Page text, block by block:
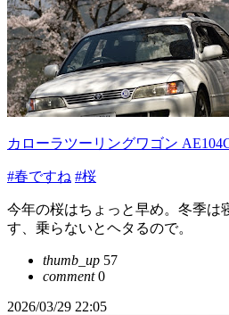
カローラツーリングワゴン
#春ですね #桜
今年の桜はちょっと早め。冬季は
す、乗らないとヘタるので。
thumb_up 57
comment0
2026/03/29 22:05